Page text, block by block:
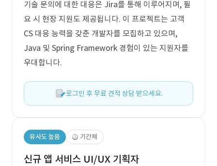
기술 문의에 대한 대응은 Jira를 통해 이루어지며, 필
요 시 현장 지원도 제공됩니다. 이 프로젝트는 고객
CS 대응 능력을 갖춘 개발자를 모집하고 있으며,
Java 및 Spring Framework 경험이 있는 지원자를
우대합니다.
로그인 후 무료 견적 상담 받으세요.
유사도 높음 기간제
신규 앱 서비스 UI/UX 기획자